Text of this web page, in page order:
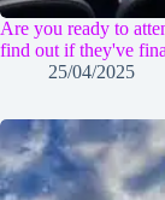
Are you ready to
find out if they've
25/04/2025